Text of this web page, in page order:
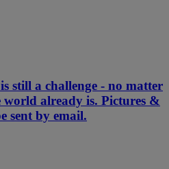
still a challenge - no matter
already is. Pictures &
sent by email.